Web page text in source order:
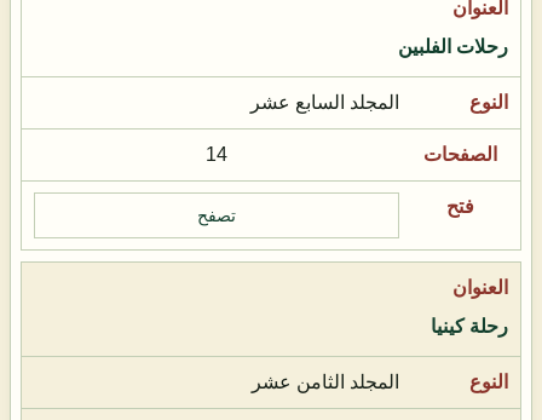
رحلات الفلبين
المجلد السابع عشر
14
تصفح
رحلة كينيا
المجلد الثامن عشر